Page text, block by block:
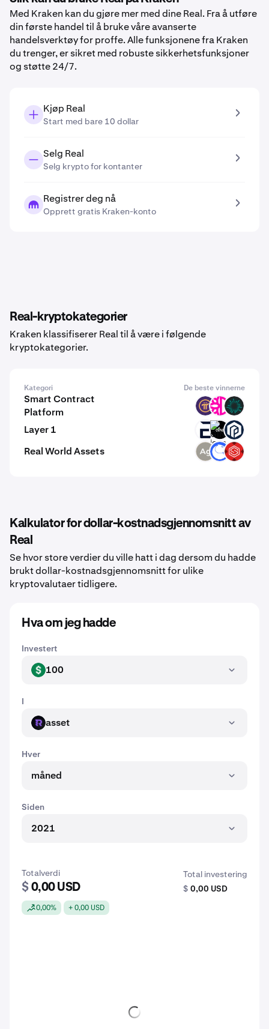
Med Kraken kan du gjøre mer med dine Real. Fra å utføre
din første handel til å bruke våre avanserte
handelsverktøy for proffe. Alle funksjonene fra Kraken
du trenger, er sikret med robuste sikkerhetsfunksjoner
og støtte 24/7.
Kjøp Real
Start med bare 10 dollar
Selg Real
Selg krypto for kontanter
Registrer deg nå
Opprett gratis Kraken-konto
Real-kryptokategorier
Kraken klassifiserer Real til å være i følgende
kryptokategorier.
Kategori De beste vinnerne
Smart Contract
Platform
PI DFI BVM
Layer 1 EVR GINI PAW
Real World Assets SLVR ANT SBETX
Kalkulator for dollar-kostnadsgjennomsnitt av
Real
Se hvor store verdier du ville hatt i dag dersom du hadde
brukt dollar-kostnadsgjennomsnitt for ulike
kryptovalutaer tidligere.
Hva om jeg hadde
Investert
USD 100
I
ASSETasset
Hver
måned
Siden
2021
Totalverdi
$ 0,00 USD
0,00% + 0,00 USD
Total investering
$ 0,00 USD